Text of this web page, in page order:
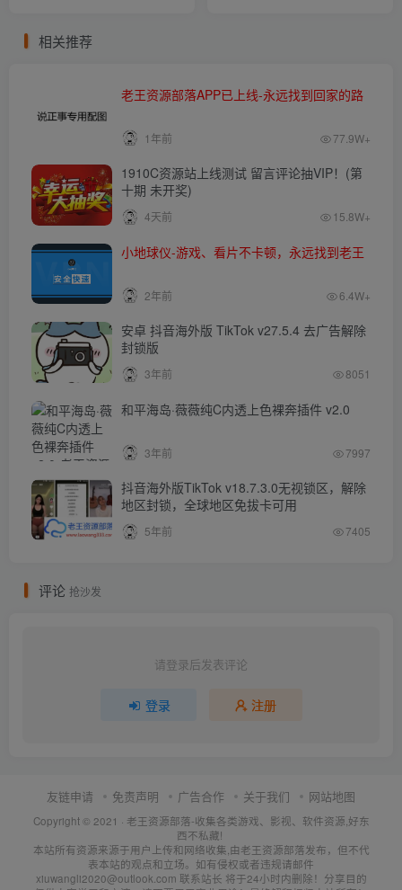
相关推荐
老王资源部落APP已上线-永远找到回家的路
1年前 77.9W+
1910C资源站上线测试 留言评论抽VIP！(第
十期 未开奖)
4天前 15.8W+
小地球仪-游戏、看片不卡顿，永远找到老王
2年前 6.4W+
安卓 抖音海外版 TikTok v27.5.4 去广告解除
封锁版
3年前 8051
和平海岛·薇薇纯C内透上色裸奔插件 v2.0
3年前 7997
抖音海外版TikTok v18.7.3.0无视锁区，解除
地区封锁，全球地区免拔卡可用
5年前 7405
评论 抢沙发
请登录后发表评论
登录 注册
友链申请 免责声明 广告合作 关于我们 网站地图
Copyright © 2021 · 老王资源部落-收集各类游戏、影视、软件资源,好东
西不私藏!
本站所有资源来源于用户上传和网络收集,由老王资源部落发布，但不代
表本站的观点和立场。如有侵权或者违规请邮件
xiuwangli2020@outlook.com 联系站长 将于24小时内删除！分享目的